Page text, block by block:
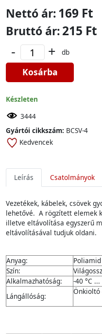
Nettó ár:169 Ft
Bruttó ár:215 Ft
- + db
Kosárba
Készleten
3444
Gyártói cikkszám: BCSV-4
Kedvencek
Leírás Csatolmányok
Vezetékek, kábelek, csövek
lehetővé. A rögzített elemek
illetve eltávolítása egyszerű
eltávolításával tudjuk oldani.
Anyag:
Poliamid
Szín:
Alkalmazhatóság:
-40 °C ...
Lángállóság:
Önkioltó